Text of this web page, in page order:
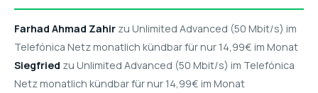
Farhad Ahmad Zahir zu Unlimited Advanced (50 Mbit/s) im
Telefónica Netz monatlich kündbar für nur 14,99€ im Monat
Siegfried zu Unlimited Advanced (50 Mbit/s) im Telefónica
Netz monatlich kündbar für nur 14,99€ im Monat